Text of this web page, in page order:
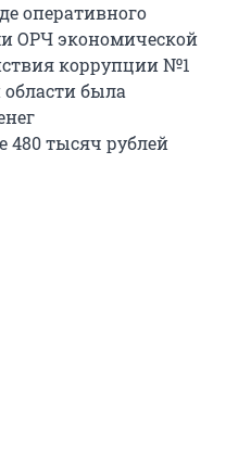
оперативного
ОРЧ экономической
коррупции №1
была
480 тысяч рублей